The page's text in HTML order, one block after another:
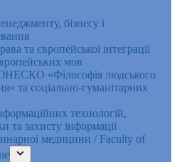
бізнесу і
та європейської інтеграції
мов
«Філософія людського
та соціально-гуманітарних
технологій,
та захисту інформації
медицини / Faculty of